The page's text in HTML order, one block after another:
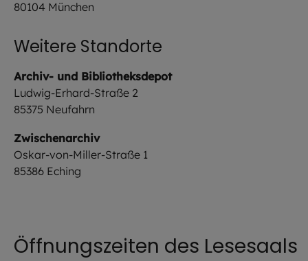
80104 München
Weitere Standorte
Archiv- und Bibliotheksdepot
Ludwig-Erhard-Straße 2
85375 Neufahrn
Zwischenarchiv
Oskar-von-Miller-Straße 1
85386 Eching
Öffnungszeiten des Lesesaals